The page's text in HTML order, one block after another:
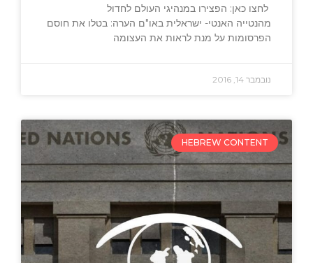
לחצו כאן: הפצירו במנהיגי העולם לחדול
מהנטייה האנטי- ישראלית באו"ם הערה: בטלו את חוסם
הפרסומות על מנת לראות את העצומה
נובמבר 14, 2016
HEBREW CONTENT